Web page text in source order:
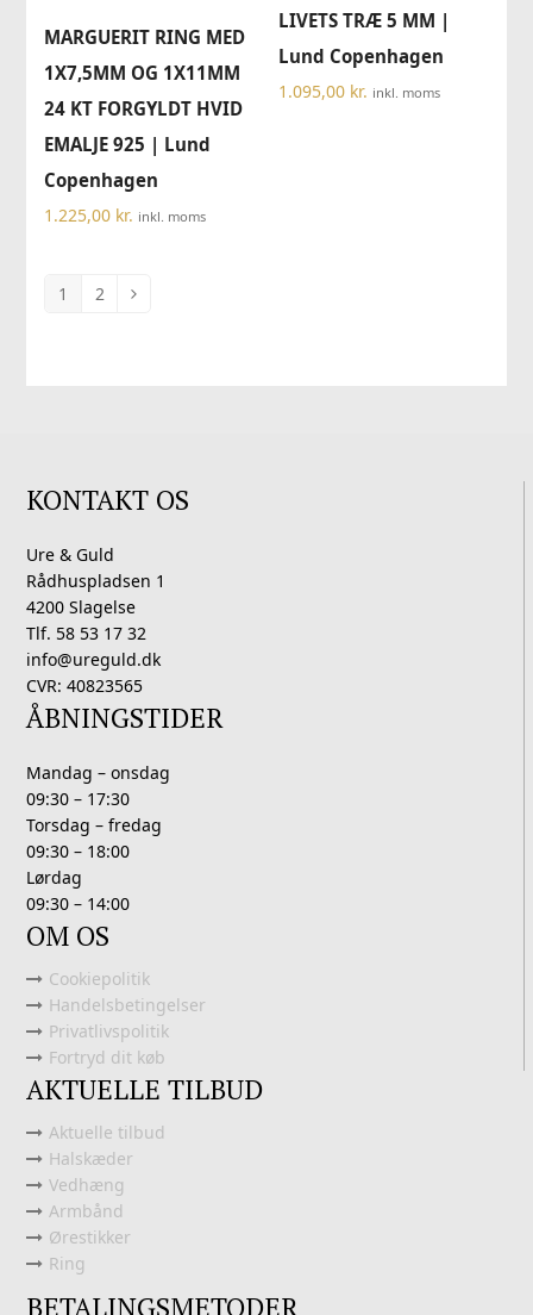
MARGUERIT RING MED
1X7,5MM OG 1X11MM
24 KT FORGYLDT HVID
EMALJE 925 | Lund
Copenhagen
1.225,00 kr. inkl. moms
LIVETS TRÆ 5 MM |
Lund Copenhagen
1.095,00 kr. inkl. moms
1 2
KONTAKT OS
Ure & Guld
Rådhuspladsen 1
4200 Slagelse
Tlf. 58 53 17 32
info@ureguld.dk
CVR: 40823565
ÅBNINGSTIDER
Mandag – onsdag
09:30 – 17:30
Torsdag – fredag
09:30 – 18:00
Lørdag
09:30 – 14:00
OM OS
Cookiepolitik
Handelsbetingelser
Privatlivspolitik
Fortryd dit køb
AKTUELLE TILBUD
Aktuelle tilbud
Halskæder
Vedhæng
Armbånd
Ørestikker
Ring
BETALINGSMETODER